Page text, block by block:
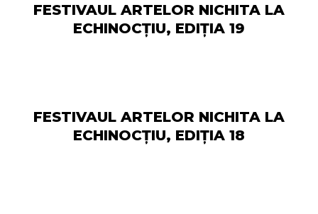
FESTIVAUL ARTELOR NICHITA LA
ECHINOCȚIU, EDIȚIA 19
FESTIVAUL ARTELOR NICHITA LA
ECHINOCȚIU, EDIȚIA 18